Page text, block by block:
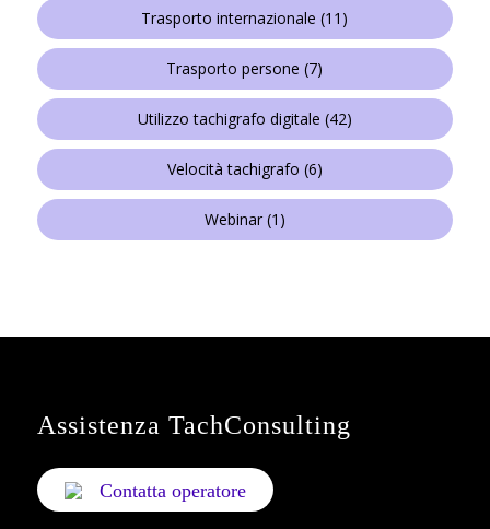
Trasporto internazionale (11)
Trasporto persone (7)
Utilizzo tachigrafo digitale (42)
Velocità tachigrafo (6)
Webinar(1)
Assistenza TachConsulting
Contatta operatore